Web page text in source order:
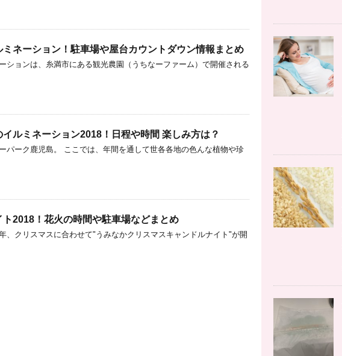
ネーション！駐車場や屋台カウントダウン情報まとめ
ションは、糸満市にある観光農園（うちなーファーム）で開催される
ルミネーション2018！日程や時間 楽しみ方は？
パーク鹿児島。 ここでは、年間を通して世各各地の色んな植物や珍
2018！花火の時間や駐車場などまとめ
、クリスマスに合わせて"うみなかクリスマスキャンドルナイト"が開